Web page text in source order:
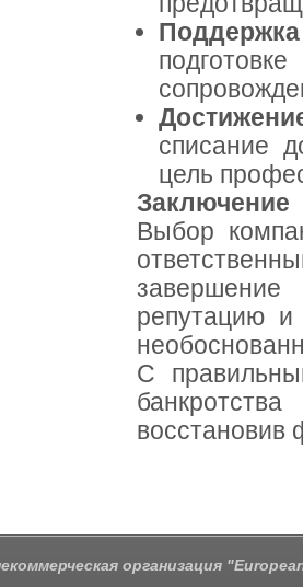
списание
цель
Заключение
Выбор
репутацию и
С
восстановив
организация